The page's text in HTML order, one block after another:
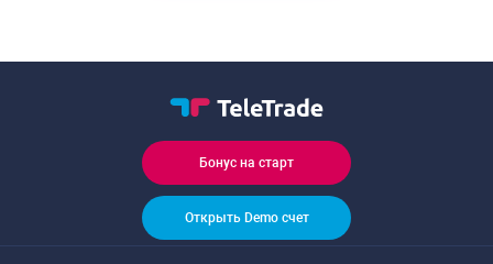
Бонус на старт
Открыть Demo счет